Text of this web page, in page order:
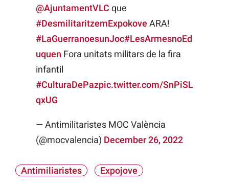
@AjuntamentVLC que
#DesmilitaritzemExpokove ARA!
#LaGuerranoesunJoc#LesArmesnoEd
uquen Fora unitats militars de la fira
infantil
#CulturaDePazpic.twitter.com/SnPiSL
qxUG
— Antimilitaristes MOC València
(@mocvalencia) December 26, 2022
Antimiliaristes Expojove